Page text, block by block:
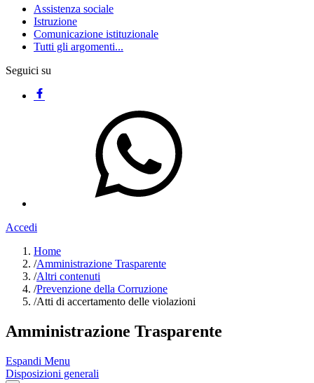
Assistenza sociale
Istruzione
Comunicazione istituzionale
Tutti gli argomenti...
Seguici su
Accedi
Home
/Amministrazione Trasparente
/Altri contenuti
/Prevenzione della Corruzione
/Atti di accertamento delle violazioni
Amministrazione Trasparente
Espandi Menu
Disposizioni generali